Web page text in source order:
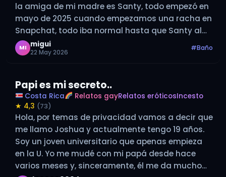
la amiga de mi madre es Santy, todo empezó en
mayo de 2025 cuando empezamos una racha en
Snapchat, todo iba normal hasta que Santy al
punto en preguntarme…
MI migui
22 May 2026
#Baño
Papi es mi secreto..
Costa Rica Relatos gayRelatos eróticosIncesto
★ 4,3 (73)
Hola, por temas de privacidad vamos a decir que
me llamo Joshua y actualmente tengo 19 años.
Soy un joven universitario que apenas empieza
en la U. Yo me mudé con mi papá desde hace
varios meses y, sinceramente, él me da mucho